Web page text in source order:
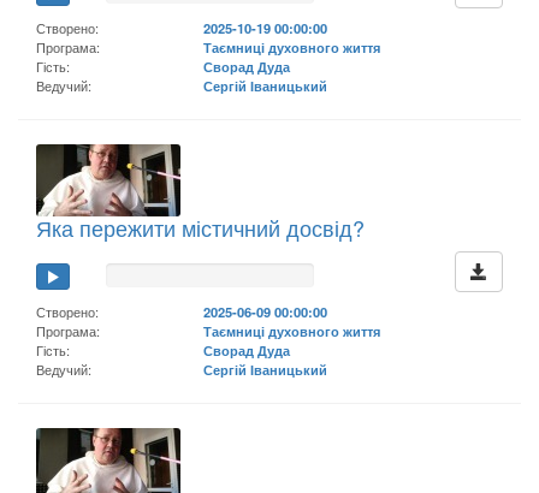
Створено:
2025-10-19 00:00:00
Програма:
Таємниці духовного життя
Гість:
Сворад Дуда
Ведучий:
Сергій Іваницький
Яка пережити містичний досвід?
Створено:
2025-06-09 00:00:00
Програма:
Таємниці духовного життя
Гість:
Сворад Дуда
Ведучий:
Сергій Іваницький